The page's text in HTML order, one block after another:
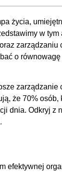
życia,
w tym
zarządzaniu
o
zarządzanie
że 70% osób,
dnia. Odkryj z
efektywnej